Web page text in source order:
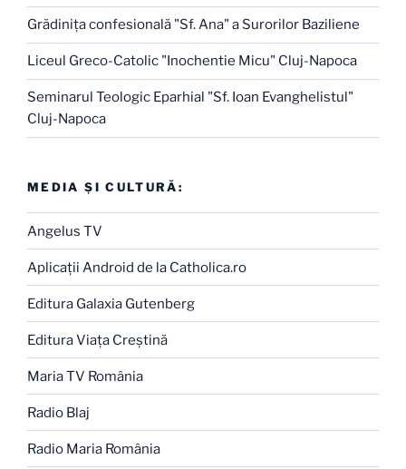
Grădiniţa confesională "Sf. Ana" a Surorilor Baziliene
Liceul Greco-Catolic "Inochentie Micu" Cluj-Napoca
Seminarul Teologic Eparhial "Sf. Ioan Evanghelistul"
Cluj-Napoca
MEDIA ŞI CULTURĂ:
Angelus TV
Aplicaţii Android de la Catholica.ro
Editura Galaxia Gutenberg
Editura Viaţa Creştină
Maria TV România
Radio Blaj
Radio Maria România